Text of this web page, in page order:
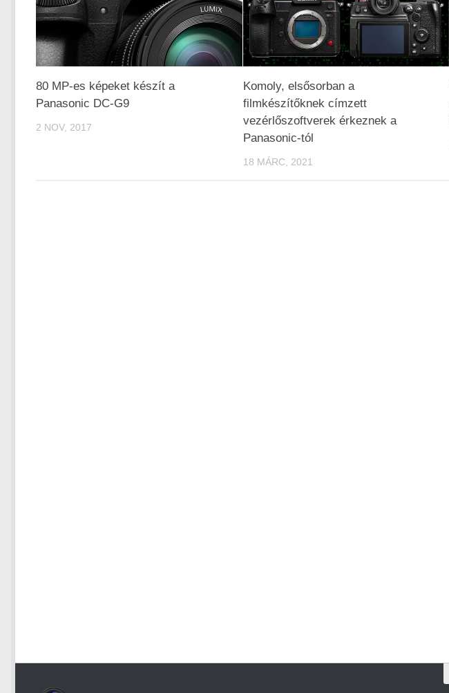
80 MP-es képeket készít a
Panasonic DC-G9
2 NOV, 2017
Komoly, elsősorban a
filmkészítőknek címzett
vezérlőszoftverek érkeznek a
Panasonic-tól
18 MÁRC, 2021